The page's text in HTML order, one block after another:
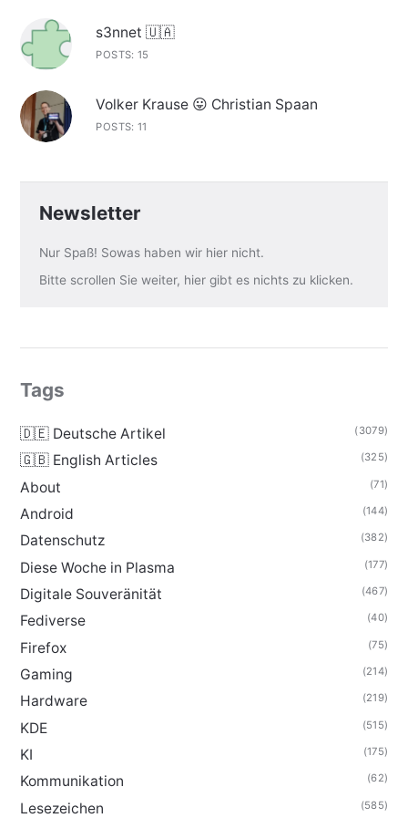
s3nnet 🇺🇦
POSTS: 15
Volker Krause 😛 Christian Spaan
POSTS: 11
Newsletter
Nur Spaß! Sowas haben wir hier nicht.
Bitte scrollen Sie weiter, hier gibt es nichts zu klicken.
Tags
🇩🇪 Deutsche Artikel (3079)
🇬🇧 English Articles (325)
About (71)
Android (144)
Datenschutz (382)
Diese Woche in Plasma (177)
Digitale Souveränität (467)
Fediverse (40)
Firefox (75)
Gaming (214)
Hardware (219)
KDE (515)
KI (175)
Kommunikation (62)
Lesezeichen (585)